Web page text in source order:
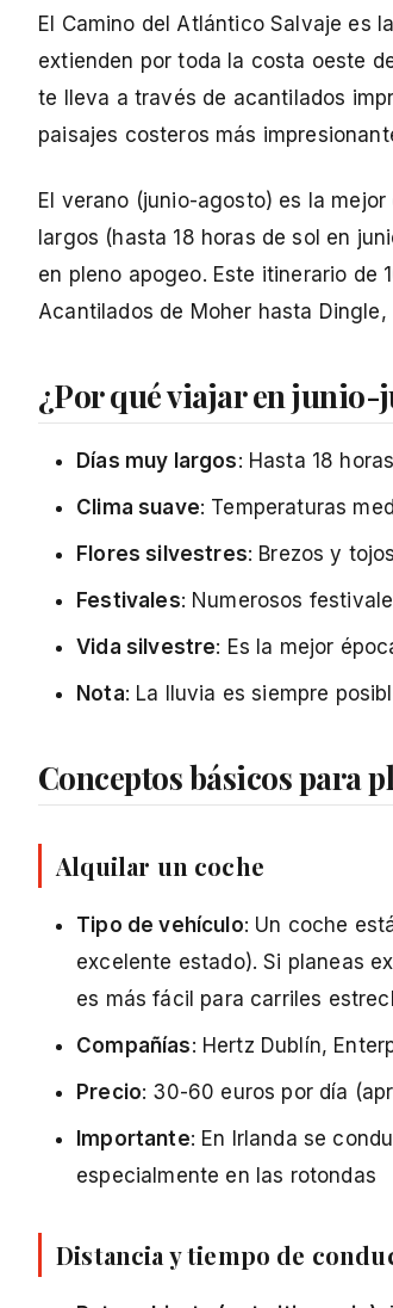
El Camino del Atlántico Salvaje es
extienden por toda la costa oeste
te lleva a través de acantilados
paisajes costeros más
El verano (junio-agosto) es la
largos (hasta 18 horas de sol en
en pleno apogeo. Este itinerario de
Acantilados de Moher hasta
¿Por qué viajar en junio-
Días muy largos: Hasta 18
Clima suave: Temperaturas
Flores silvestres: Brezos y
Festivales: Numerosos
Vida silvestre: Es la mejor
Nota: La lluvia es siempre
Conceptos básicos para
Alquilar un coche
Tipo de vehículo: Un coche
excelente estado). Si planeas
es más fácil para carriles
Compañías: Hertz Dublín,
Precio: 30-60 euros por día
Importante: En Irlanda se
especialmente en las rotondas
Distancia y tiempo de